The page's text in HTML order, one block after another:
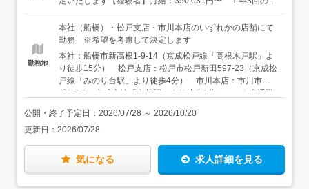
チンや水回りなどの部分的なものから内装・外装、エクス
テリアまでリフォーム全般に対応し、これまでに10万件を
超える施工実績、年間ではおよそ5,000件の工事をお任せ
いただいています。
与※固定残業代：30時間分、66,510円～を含む。※超過分
は別途支給します。※資格所有者（2級施工管理技士以
上）／月給35万円以上＜現在業務効率化を視野に働き方改
革を実施中＞残業の抑止のため、会社のシステムは20時で
シャットダウン。効率よく出先で仕事ができるように個人
用のPC貸与などもあり、少しずつ残業時間が減ってきてい
る様子も。働き方改革も進み、2024年より固定残業時間が
45時間→30時間に、年間休日数は120日以上になりまし
た！
勤務地
本社（船橋）・松戸支店・市川本店のいずれかの店舗にて
勤務 ※希望を考慮して決定します
本社：船橋市新高根1-9-14（京成松戸線「高根木戸駅」よ
り徒歩15分） 松戸支店：松戸市松戸新田597-23（京成松
戸線「みのり台駅」より徒歩4分） 市川本店：市川市鬼
越1-5-1（京成本線「鬼越駅」より徒歩1分） ★車通勤
社・松戸支店・市川本店での増員募集です
公開・終了予定日： 2026/07/28 ～ 2026/10/20
更新日： 2026/07/28
気になる 求人詳細を見る